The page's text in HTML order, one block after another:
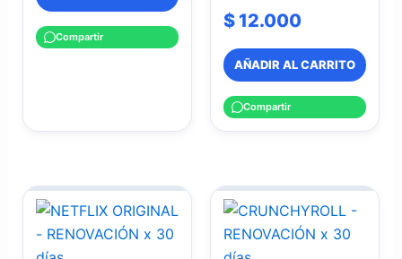
Compartir
$ 12.000
AÑADIR AL CARRITO
Compartir